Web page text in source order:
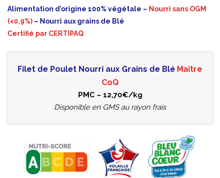
Alimentation d’origine 100% végétale – Nourri sans OGM
(<0,9%) – Nourri aux grains de Blé
Certifié par CERTIPAQ
Filet de Poulet Nourri aux Grains de Blé Maître
CoQ
PMC – 12,70€/kg
Disponible en GMS au rayon frais